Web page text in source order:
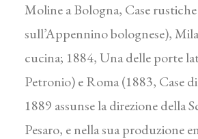
Moline a Bologna, Case rustiche
sull’Appennino bolognese),
cucina; 1884, Una delle porte
Petronio) e Roma (1883, Case
1889 assunse la direzione della
Pesaro, e nella sua produzione